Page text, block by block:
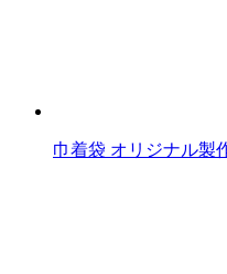
巾着袋 オリジナル製